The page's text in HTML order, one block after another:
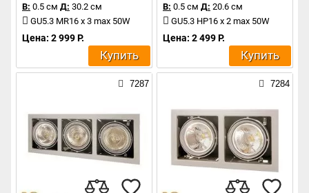
В: 0.5 см Д: 30.2 см
GU5.3 MR16 x 3 max 50W
Цена: 2 999 Р.
Купить
В: 0.5 см Д: 20.6 см
GU5.3 HP16 x 2 max 50W
Цена: 2 499 Р.
Купить
7287 7284